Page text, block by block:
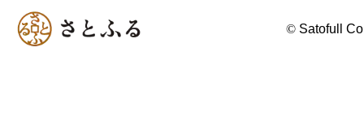
© Satofull